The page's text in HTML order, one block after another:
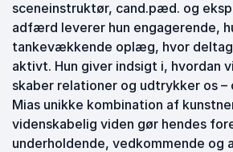
sceneinstruktør, cand.pæd. og
adfærd leverer hun engagerende,
tankevækkende oplæg, hvor
aktivt. Hun giver indsigt i, hvordan
skaber relationer og udtrykker os –
Mias unikke kombination af
videnskabelig viden gør hendes
underholdende, vedkommende og